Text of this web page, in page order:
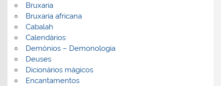
Bruxaria
Bruxaria africana
Cabalah
Calendários
Demónios – Demonologia
Deuses
Dicionários mágicos
Encantamentos